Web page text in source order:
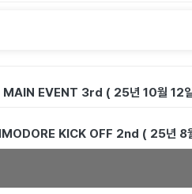
EVENT 3rd ( 25년 10월 12
KICK OFF 2nd ( 25년 8